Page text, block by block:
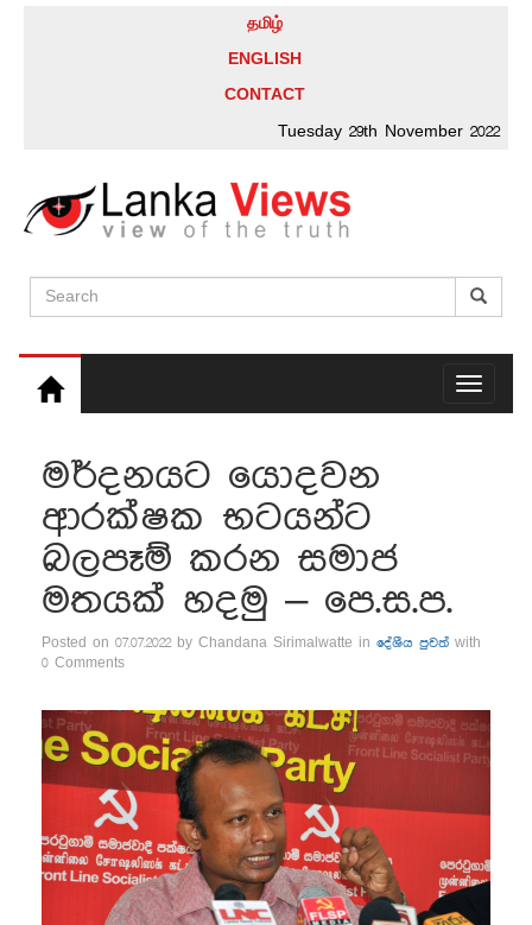
தமிழ்
ENGLISH
CONTACT
Tuesday 29th November 2022
Toggle
මර්දනයට යොදවන
ආරක්ෂක භටයන්ට
බලපෑම් කරන සමාජ
මතයක් හදමු – පෙ.ස.ප.
Posted on 07.07.2022 by Chandana Sirimalwatte in දේශීය පුවත් with
0 Comments